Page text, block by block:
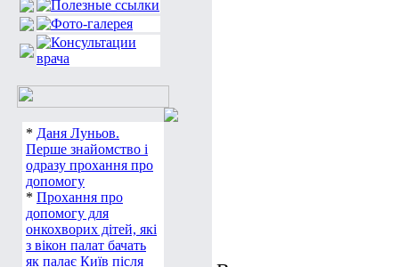
* Даня Луньов.
Перше знайомство і
одразу прохання про
допомогу
* Прохання про
допомогу для
онкохворих дітей, які
з вікон палат бачать
як палає Київ після